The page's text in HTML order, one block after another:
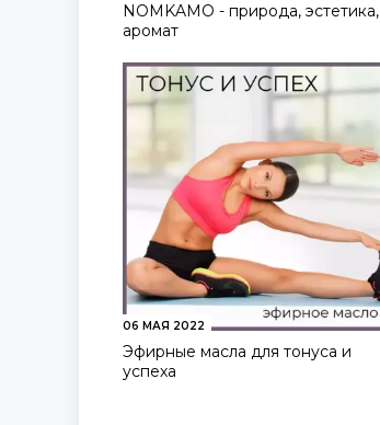
NOMKAMO - природа, эстетика,
аромат
06 МАЯ 2022
Эфирные масла для тонуса и
успеха